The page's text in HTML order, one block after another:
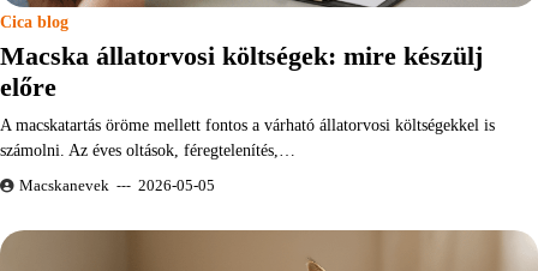
Cica blog
Macska állatorvosi költségek: mire készülj
előre
A macskatartás öröme mellett fontos a várható állatorvosi költségekkel is
számolni. Az éves oltások, féregtelenítés,…
Macskanevek 2026-05-05